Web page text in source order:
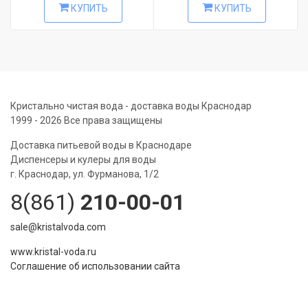
КУПИТЬ КУПИТЬ
Кристально чистая вода - доставка воды Краснодар
1999 - 2026 Все права защищены
Доставка питьевой воды в Краснодаре
Диспенсеры и кулеры для воды
г. Краснодар, ул. Фурманова, 1/2
8(861) 210-00-01
sale@kristalvoda.com
www.kristal-voda.ru
Соглашение об использовании сайта